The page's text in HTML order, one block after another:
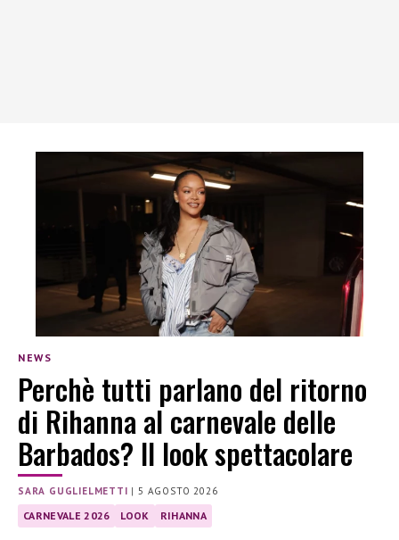
NEWS
Perchè tutti parlano del ritorno
di Rihanna al carnevale delle
Barbados? Il look spettacolare
SARA GUGLIELMETTI | 5 AGOSTO 2026
CARNEVALE 2026 LOOK RIHANNA